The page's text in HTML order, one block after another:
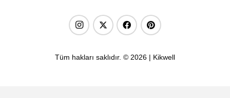
Tüm hakları saklıdır. © 2026 | Kikwell